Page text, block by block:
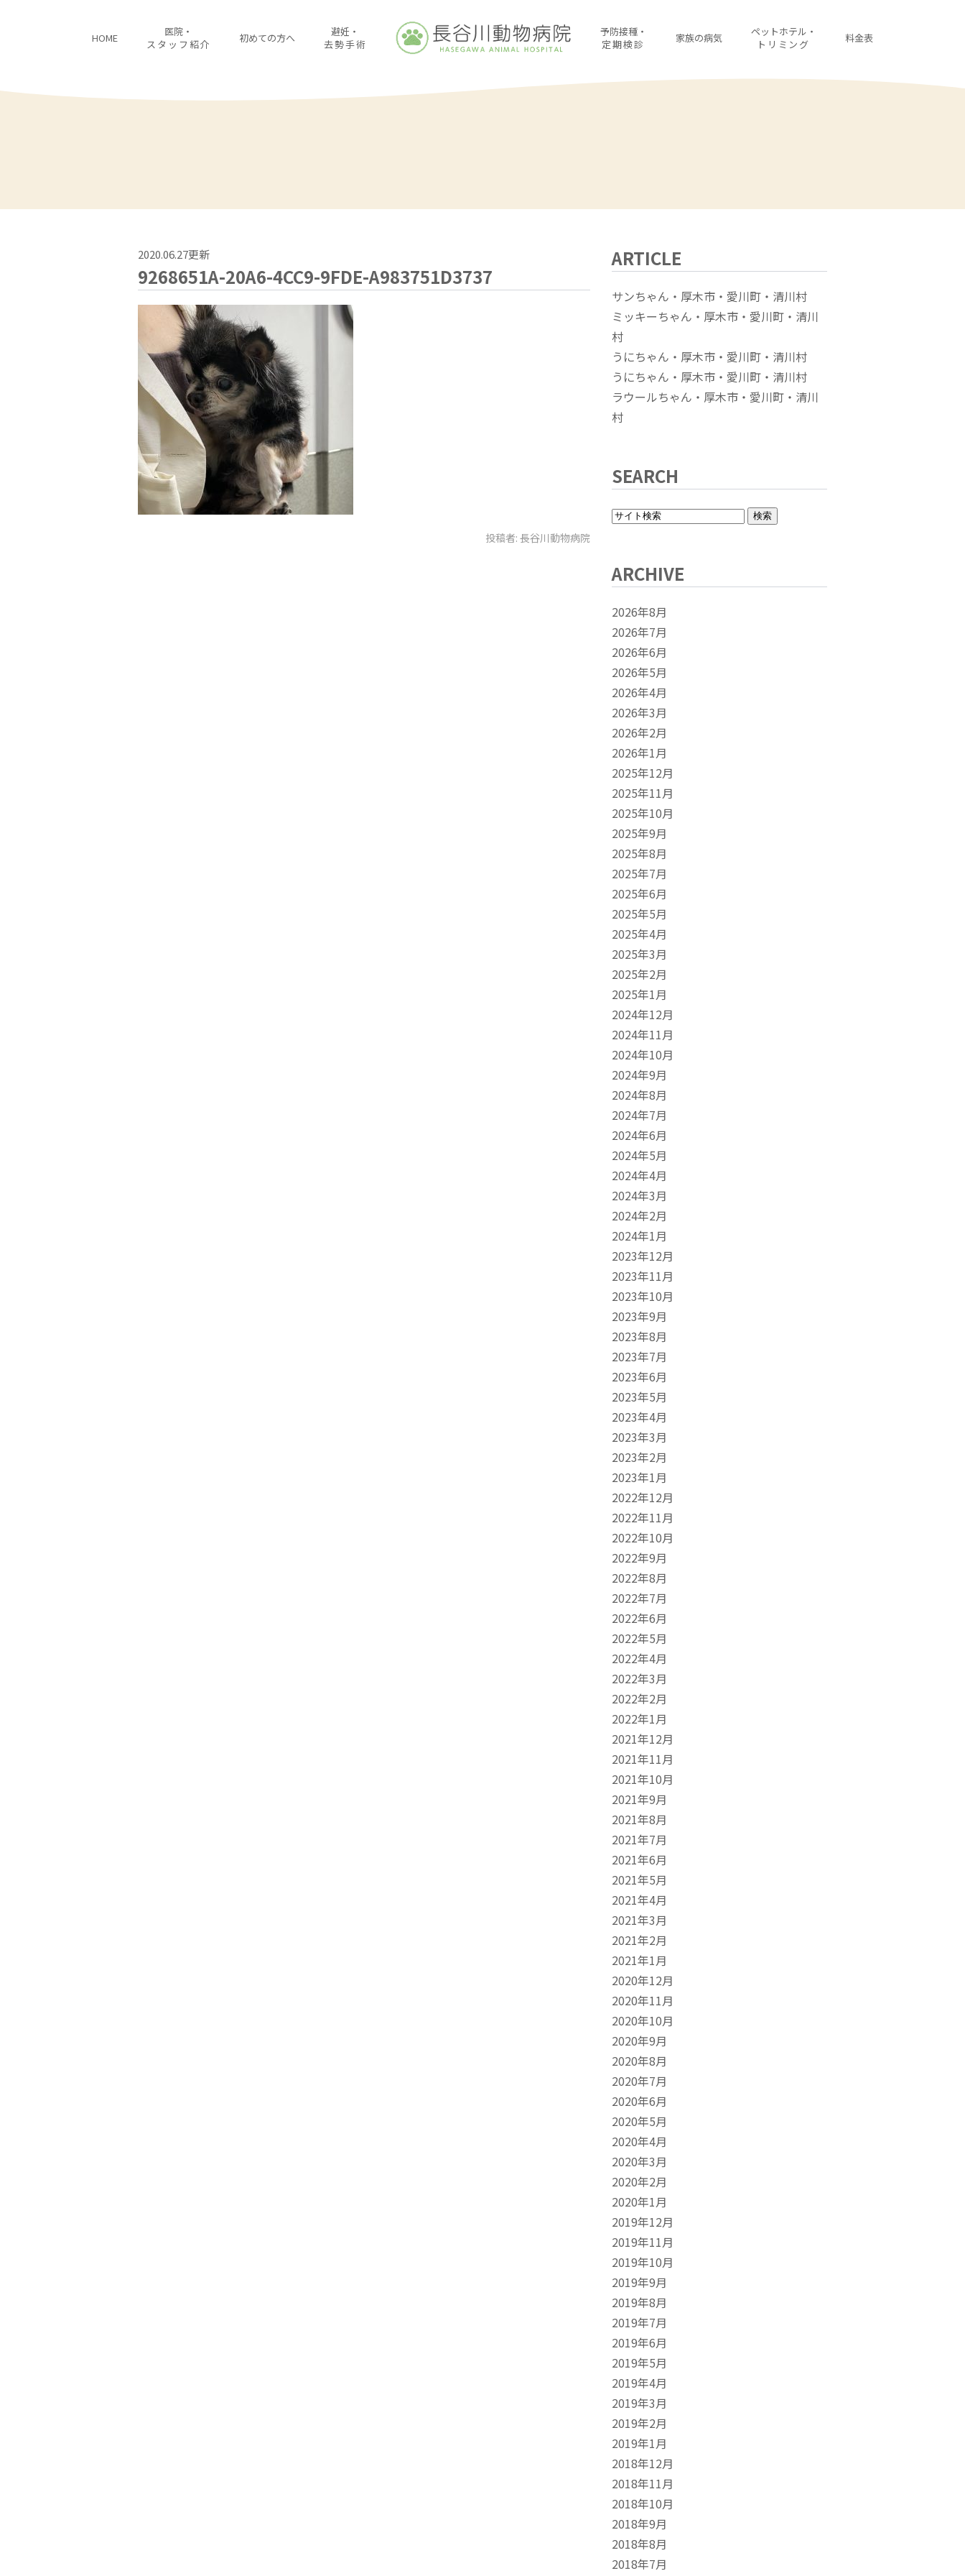
HOME
医院・
スタッフ紹介
初めての方へ
避妊・
去勢手術
予防接種・
定期検診
家族の病気
ペットホテル・
トリミング
料金表
2020.06.27更新
9268651A-20A6-4CC9-9FDE-A983751D3737
投稿者: 長谷川動物病院
ARTICLE
サンちゃん・厚木市・愛川町・清川村
ミッキーちゃん・厚木市・愛川町・清川
村
うにちゃん・厚木市・愛川町・清川村
うにちゃん・厚木市・愛川町・清川村
ラウールちゃん・厚木市・愛川町・清川
村
SEARCH
ARCHIVE
2026年8月
2026年7月
2026年6月
2026年5月
2026年4月
2026年3月
2026年2月
2026年1月
2025年12月
2025年11月
2025年10月
2025年9月
2025年8月
2025年7月
2025年6月
2025年5月
2025年4月
2025年3月
2025年2月
2025年1月
2024年12月
2024年11月
2024年10月
2024年9月
2024年8月
2024年7月
2024年6月
2024年5月
2024年4月
2024年3月
2024年2月
2024年1月
2023年12月
2023年11月
2023年10月
2023年9月
2023年8月
2023年7月
2023年6月
2023年5月
2023年4月
2023年3月
2023年2月
2023年1月
2022年12月
2022年11月
2022年10月
2022年9月
2022年8月
2022年7月
2022年6月
2022年5月
2022年4月
2022年3月
2022年2月
2022年1月
2021年12月
2021年11月
2021年10月
2021年9月
2021年8月
2021年7月
2021年6月
2021年5月
2021年4月
2021年3月
2021年2月
2021年1月
2020年12月
2020年11月
2020年10月
2020年9月
2020年8月
2020年7月
2020年6月
2020年5月
2020年4月
2020年3月
2020年2月
2020年1月
2019年12月
2019年11月
2019年10月
2019年9月
2019年8月
2019年7月
2019年6月
2019年5月
2019年4月
2019年3月
2019年2月
2019年1月
2018年12月
2018年11月
2018年10月
2018年9月
2018年8月
2018年7月